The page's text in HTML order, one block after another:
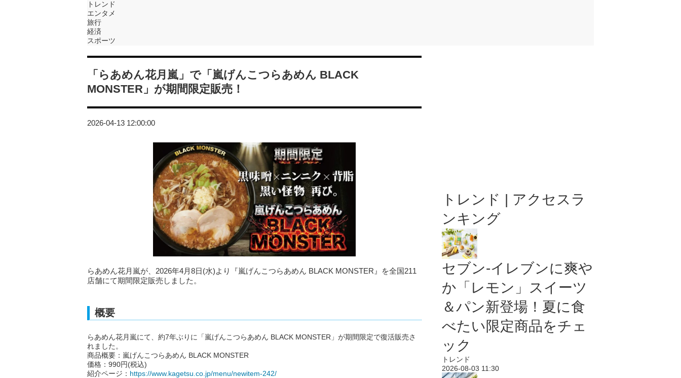
トレンド
エンタメ
旅行
経済
スポーツ
「らあめん花月嵐」で「嵐げんこつらあめん BLACK
MONSTER」が期間限定販売！
2026-04-13 12:00:00
らあめん花月嵐が、2026年4月8日(水)より『嵐げんこつらあめん BLACK MONSTER』を全国211
店舗にて期間限定販売しました。
概要
らあめん花月嵐にて、約7年ぶりに「嵐げんこつらあめん BLACK MONSTER」が期間限定で復活販売さ
れました。
商品概要：嵐げんこつらあめん BLACK MONSTER
価格：990円(税込)
紹介ページ： https://www.kagetsu.co.jp/menu/newitem-242/
トレンド | アクセスラ
ンキング
セブン‐イレブンに爽や
か「レモン」スイーツ
＆パン新登場！夏に食
べたい限定商品をチェ
ック
トレンド
2026-08-03 11:30